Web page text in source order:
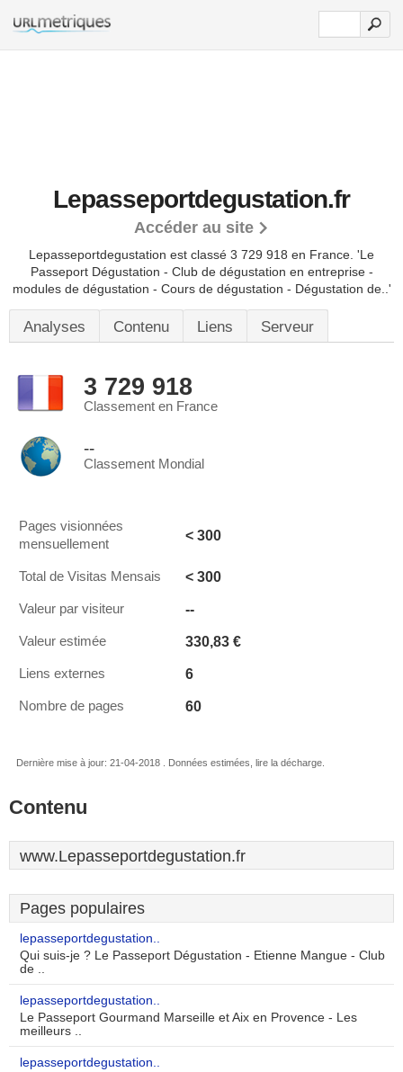
Lepasseportdegustation.fr
Accéder au site
Lepasseportdegustation est classé 3 729 918 en France. 'Le
Passeport Dégustation - Club de dégustation en entreprise -
modules de dégustation - Cours de dégustation - Dégustation de..'
Analyses Contenu Liens Serveur
3 729 918
Classement en France
--
Classement Mondial
Pages visionnées
mensuellement
< 300
Total de Visitas Mensais < 300
Valeur par visiteur --
Valeur estimée 330,83 €
Liens externes 6
Nombre de pages 60
Dernière mise à jour: 21-04-2018 . Données estimées, lire la décharge.
Contenu
www.Lepasseportdegustation.fr
Pages populaires
lepasseportdegustation..
Qui suis-je ? Le Passeport Dégustation - Etienne Mangue - Club
de ..
lepasseportdegustation..
Le Passeport Gourmand Marseille et Aix en Provence - Les
meilleurs ..
lepasseportdegustation..